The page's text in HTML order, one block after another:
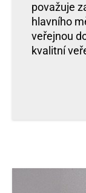
považuje
hlavního
veřejnou
kvalitní